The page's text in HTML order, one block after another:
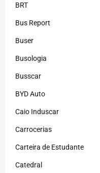
BRT
Bus Report
Buser
Busologia
Busscar
BYD Auto
Caio Induscar
Carrocerias
Carteira de Estudante
Catedral